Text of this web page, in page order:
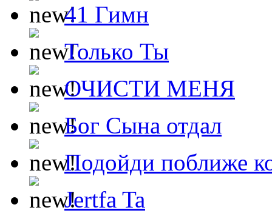
41 Гимн
Только Ты
ОЧИСТИ МЕНЯ
Бог Сына отдал
Подойди поближе
Jertfa Ta